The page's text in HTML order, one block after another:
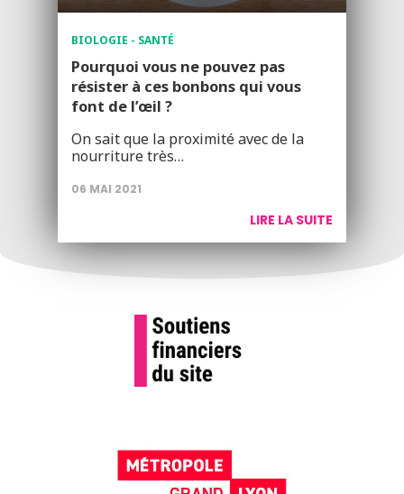
BIOLOGIE - SANTÉ
Pourquoi vous ne pouvez pas
résister à ces bonbons qui vous
font de l’œil ?
On sait que la proximité avec de la
nourriture très…
06 MAI 2021
LIRE LA SUITE